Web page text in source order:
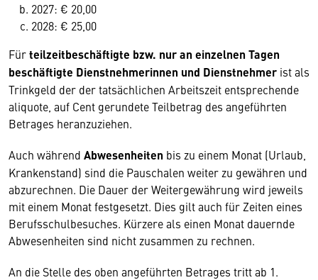
2027: € 20,00
2028: € 25,00
Fürteilzeitbeschäftigte bzw. nur an einzelnen Tagen
beschäftigte Dienstnehmerinnen und Dienstnehmer ist als
Trinkgeld der der tatsächlichen Arbeitszeit entsprechende
aliquote, auf Cent gerundete Teilbetrag des angeführten
Betrages heranzuziehen.
Auch während Abwesenheiten bis zu einem Monat (Urlaub,
Krankenstand) sind die Pauschalen weiter zu gewähren und
abzurechnen. Die Dauer der Weitergewährung wird jeweils
mit einem Monat festgesetzt. Dies gilt auch für Zeiten eines
Berufsschulbesuches. Kürzere als einen Monat dauernde
Abwesenheiten sind nicht zusammen zu rechnen.
An die Stelle des oben angeführten Betrages tritt ab 1.